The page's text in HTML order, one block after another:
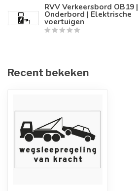
RVV Verkeersbord OB19 |
Onderbord | Elektrische
voertuigen
Recent bekeken